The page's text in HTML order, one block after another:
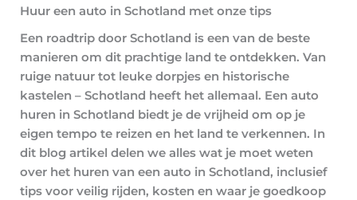
Huur een auto in Schotland met onze tips
Een roadtrip door Schotland is een van de beste
manieren om dit prachtige land te ontdekken. Van
ruige natuur tot leuke dorpjes en historische
kastelen – Schotland heeft het allemaal. Een auto
huren in Schotland biedt je de vrijheid om op je
eigen tempo te reizen en het land te verkennen. In
dit blog artikel delen we alles wat je moet weten
over het huren van een auto in Schotland, inclusief
tips voor veilig rijden, kosten en waar je goedkoop